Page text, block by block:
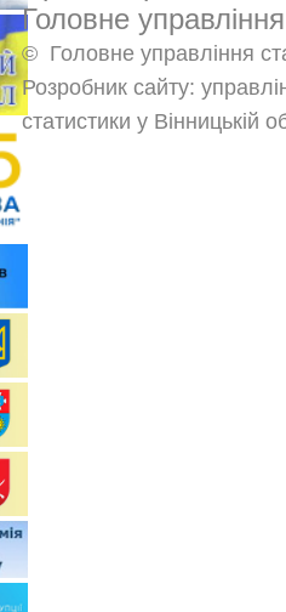
Головне
© Головне управління
Розробник сайту:
статистики у Вінницькій